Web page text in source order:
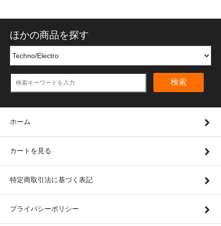
ほかの商品を探す
検索
ホーム
カートを見る
特定商取引法に基づく表記
プライバシーポリシー